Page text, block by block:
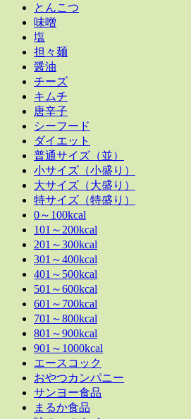
とんこつ
味噌
塩
担々麺
醤油
チーズ
キムチ
唐辛子
シーフード
ダイエット
普通サイズ（並）
小サイズ（小盛り）
大サイズ（大盛り）
特サイズ（特盛り）
0～100kcal
101～200kcal
201～300kcal
301～400kcal
401～500kcal
501～600kcal
601～700kcal
701～800kcal
801～900kcal
901～1000kcal
エースコック
おやつカンパニー
サンヨー食品
まるか食品